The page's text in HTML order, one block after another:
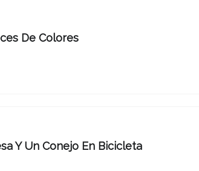
De Colores
Y Un Conejo En Bicicleta